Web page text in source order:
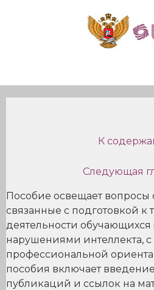
К
Следующая
Пособие освещает вопросы
связанные с подготовкой к
деятельности
нарушениями интеллекта,
профессиональной
пособия включает
публикаций и ссылок на